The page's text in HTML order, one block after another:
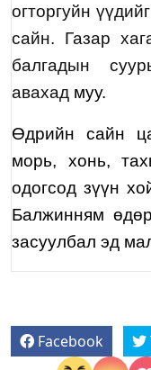
огторгуйн
сайн. Газар
балгадын
авахад муу.
Өдрийн сайн
морь, хонь,
одогсод зүүн
Балжинням
засуулбал эд
Facebook